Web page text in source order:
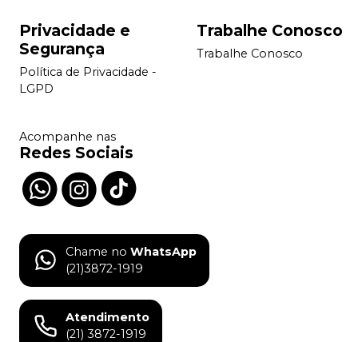
Privacidade e
Segurança
Política de Privacidade -
LGPD
Trabalhe Conosco
Trabalhe Conosco
Acompanhe nas
Redes Sociais
Chame no WhatsApp
(21)3872-1919
Atendimento
(21) 3872-1919